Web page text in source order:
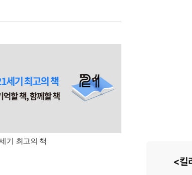
기 최고의 책